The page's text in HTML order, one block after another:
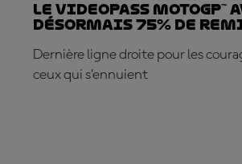
Le VideoPass MotoGP™
désormais 75% de
Dernière ligne droite pour les
ceux qui s’ennuient